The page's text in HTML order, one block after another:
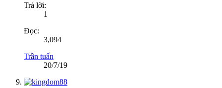
Trả lời:
1
Đọc:
3,094
Trần tuấn
20/7/19